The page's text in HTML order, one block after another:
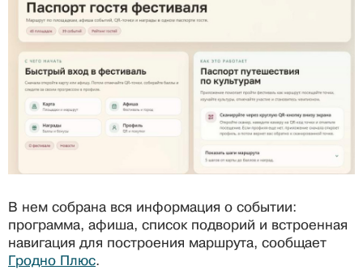
В нем собрана вся информация о событии:
программа, афиша, список подворий и встроенная
навигация для построения маршрута, сообщает
Гродно Плюс.